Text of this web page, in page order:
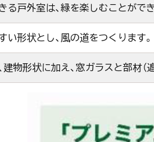
る戸外室は、緑を楽しむことがで
い形状とし、風の道をつくります。
物形状に加え、窓ガラスと部材（